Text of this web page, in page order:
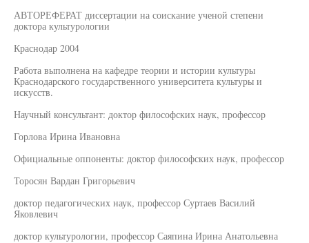
АВТОРЕФЕРАТ диссертации на соискание ученой степени
доктора культурологии
Краснодар 2004
Работа выполнена на кафедре теории и истории культуры
Краснодарского государственного университета культуры и
искусств.
Научный консультант: доктор философских наук, профессор
Горлова Ирина Ивановна
Официальные оппоненты: доктор философских наук, профессор
Торосян Вардан Григорьевич
доктор педагогических наук, профессор Суртаев Василий
Яковлевич
доктор культурологии, профессор Саяпина Ирина Анатольевна